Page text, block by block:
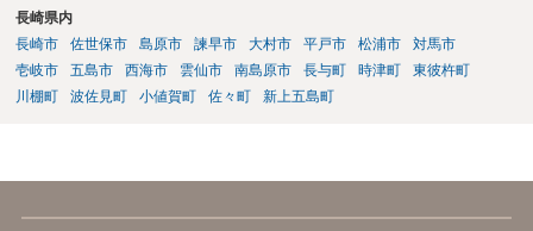
長崎県内
長崎市
佐世保市 島原市 諫早市 大村市 平戸市 松浦市
対馬市
壱岐市
五島市 西海市 雲仙市 南島原市 長与町 時津町
東彼杵町
川棚町
波佐見町 小値賀町 佐々町 新上五島町